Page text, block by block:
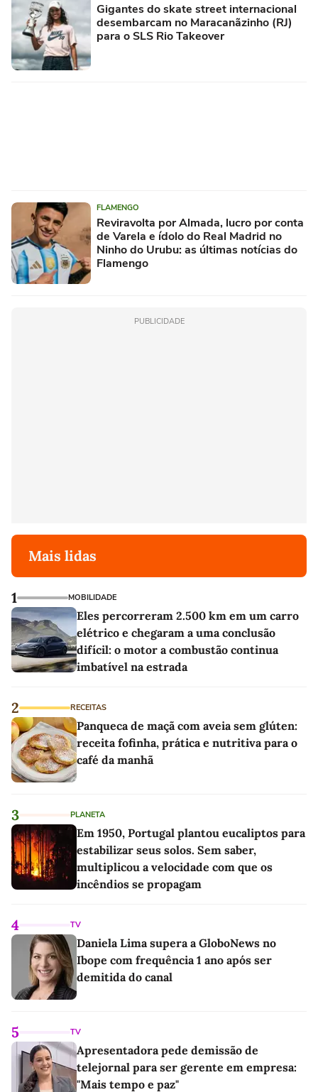
Gigantes do skate street internacional
desembarcam no Maracanãzinho (RJ)
para o SLS Rio Takeover
FLAMENGO
Reviravolta por Almada, lucro por conta
de Varela e ídolo do Real Madrid no
Ninho do Urubu: as últimas notícias do
Flamengo
PUBLICIDADE
Mais lidas
1 MOBILIDADE
Eles percorreram 2.500 km em um carro
elétrico e chegaram a uma conclusão
difícil: o motor a combustão continua
imbatível na estrada
2 RECEITAS
Panqueca de maçã com aveia sem glúten:
receita fofinha, prática e nutritiva para o
café da manhã
3 PLANETA
Em 1950, Portugal plantou eucaliptos para
estabilizar seus solos. Sem saber,
multiplicou a velocidade com que os
incêndios se propagam
4 TV
Daniela Lima supera a GloboNews no
Ibope com frequência 1 ano após ser
demitida do canal
5 TV
Apresentadora pede demissão de
telejornal para ser gerente em empresa:
"Mais tempo e paz"